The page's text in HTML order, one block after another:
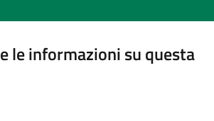
le informazioni su questa